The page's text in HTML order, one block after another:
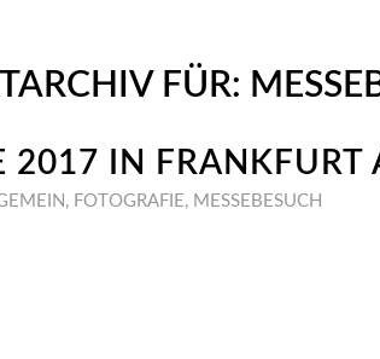
FÜR:
2017 IN FRANKFURT
, FOTOGRAFIE, MESSEBESUCH